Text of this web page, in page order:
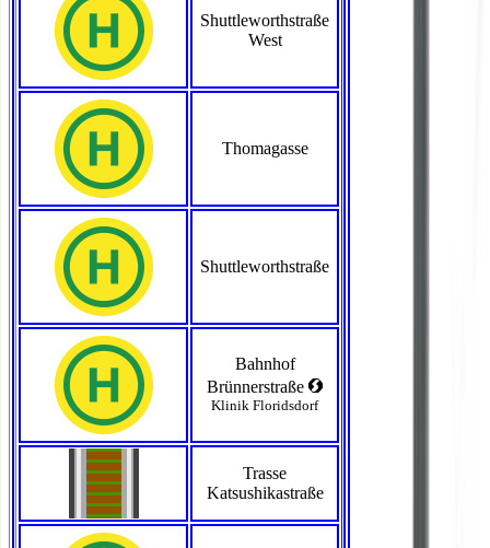
Shuttleworthstraße
West
Thomagasse
Shuttleworthstraße
Bahnhof
Brünnerstraße <
Klinik Floridsdorf
Trasse
Katsushikastraße